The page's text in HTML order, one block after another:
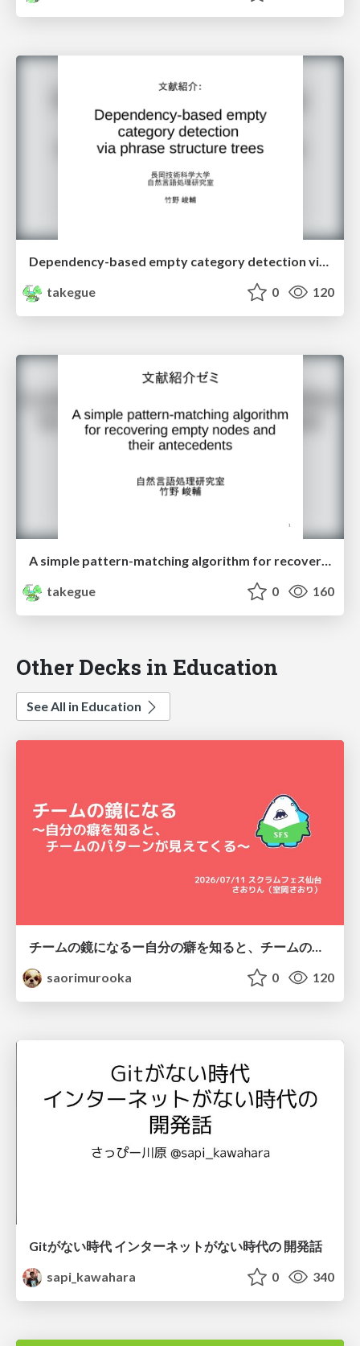
Dependency-based empty category detection via phrase structure trees
takegue
0 120
A simple pattern-matching algorithm for recovering empty nodes and their antecedents
takegue
0 160
Other Decks in Education
See All in Education
saorimurooka
0 120
Gitがない時代 インターネットがない時代の 開発話
sapi_kawahara
0 340